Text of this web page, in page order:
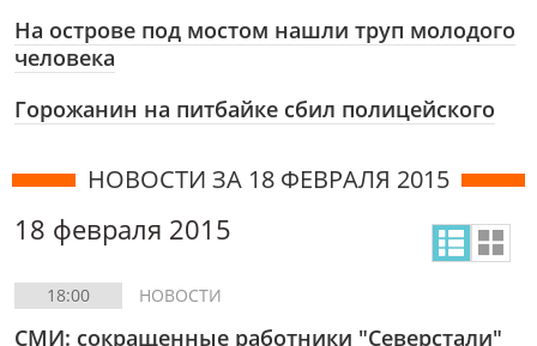
На острове под мостом нашли труп молодого
человека
Горожанин на питбайке сбил полицейского
НОВОСТИ ЗА 18 ФЕВРАЛЯ 2015
18 февраля 2015
18:00 НОВОСТИ
СМИ: сокращенные работники "Северстали"